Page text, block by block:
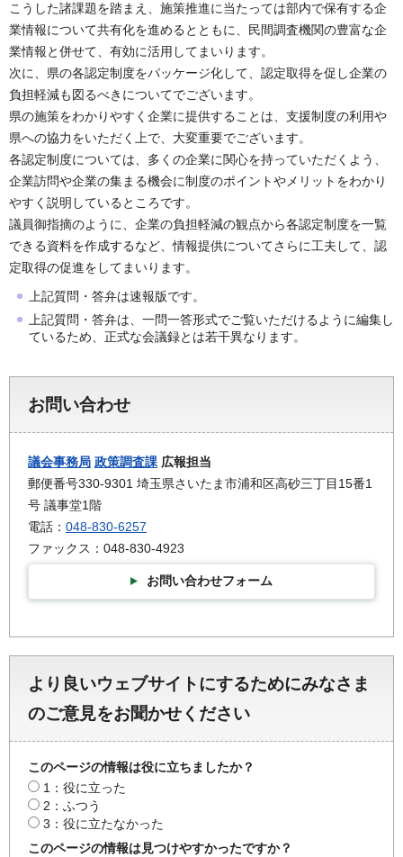
こうした諸課題を踏まえ、施策推進に当たっては部内で保有する企
業情報について共有化を進めるとともに、民間調査機関の豊富な企
業情報と併せて、有効に活用してまいります。
次に、県の各認定制度をパッケージ化して、認定取得を促し企業の
負担軽減も図るべきについてでございます。
県の施策をわかりやすく企業に提供することは、支援制度の利用や
県への協力をいただく上で、大変重要でございます。
各認定制度については、多くの企業に関心を持っていただくよう、
企業訪問や企業の集まる機会に制度のポイントやメリットをわかり
やすく説明しているところです。
議員御指摘のように、企業の負担軽減の観点から各認定制度を一覧
できる資料を作成するなど、情報提供についてさらに工夫して、認
定取得の促進をしてまいります。
上記質問・答弁は速報版です。
上記質問・答弁は、一問一答形式でご覧いただけるように編集し
ているため、正式な会議録とは若干異なります。
お問い合わせ
議会事務局 政策調査課 広報担当
郵便番号330-9301 埼玉県さいたま市浦和区高砂三丁目15番1
号 議事堂1階
電話： 048-830-6257
ファックス：048-830-4923
お問い合わせフォーム
より良いウェブサイトにするためにみなさま
のご意見をお聞かせください
このページの情報は役に立ちましたか？
1：役に立った
2：ふつう
3：役に立たなかった
このページの情報は見つけやすかったですか？